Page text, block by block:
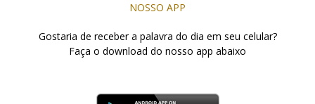
NOSSO APP
Gostaria de receber a palavra do dia em seu celular?
Faça o download do nosso app abaixo